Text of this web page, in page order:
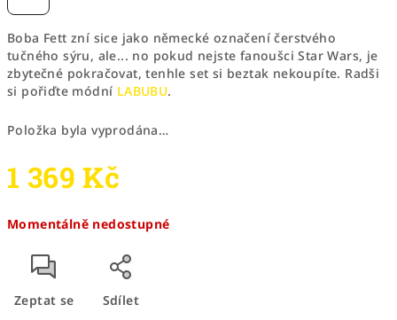
Boba Fett zní sice jako německé označení čerstvého
tučného sýru, ale... no pokud nejste fanoušci Star Wars, je
zbytečné pokračovat, tenhle set si beztak nekoupíte. Radši
si pořiďte módní LABUBU.
Položka byla vyprodána…
1 369 Kč
cena:
Momentálně nedostupné
Zeptat se Sdílet